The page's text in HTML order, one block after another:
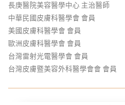
長庚醫院美容醫學中心 主治醫師
中華民國皮膚科醫學會 會員
美國皮膚科醫學會 會員
歐洲皮膚科醫學會 會員
台灣雷射光電醫學會 會員
台灣皮膚暨美容外科醫學會會 會員